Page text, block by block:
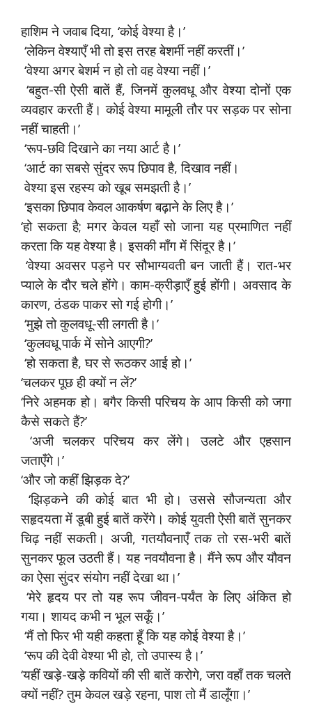
हाशिम ने जवाब दिया, ‘कोई वेश्या है।’
‘लेकिन वेश्याएँ भी तो इस तरह बेशर्मी नहीं करतीं।’
‘वेश्या अगर बेशर्म न हो तो वह वेश्या नहीं।’
‘बहुत-सी ऐसी बातें हैं, जिनमें कुलवधू और वेश्या दोनों एक
व्यवहार करती हैं। कोई वेश्या मामूली तौर पर सड़क पर सोना
नहीं चाहती।’
‘रूप-छवि दिखाने का नया आर्ट है।’
‘आर्ट का सबसे सुंदर रूप छिपाव है, दिखाव नहीं।
वेश्या इस रहस्य को खूब समझती है।’
‘इसका छिपाव केवल आकर्षण बढ़ाने के लिए है।’
‘हो सकता है; मगर केवल यहाँ सो जाना यह प्रमाणित नहीं
करता कि यह वेश्या है। इसकी माँग में सिंदूर है।’
‘वेश्या अवसर पड़ने पर सौभाग्यवती बन जाती हैं। रात-भर
प्याले के दौर चले होंगे। काम-क्रीड़ाएँ हुई होंगी। अवसाद के
कारण, ठंडक पाकर सो गई होगी।’
‘मुझे तो कुलवधू-सी लगती है।’
‘कुलवधू पार्क में सोने आएगी?’
‘हो सकता है, घर से रूठकर आई हो।’
‘चलकर पूछ ही क्यों न लें?’
‘निरे अहमक हो। बगैर किसी परिचय के आप किसी को जगा
कैसे सकते हैं?’
‘अजी चलकर परिचय कर लेंगे। उलटे और एहसान
जताएँगे।’
‘और जो कहीं झिड़क दे?’
‘झिड़कने की कोई बात भी हो। उससे सौजन्यता और
सहृदयता में डूबी हुई बातें करेंगे। कोई युवती ऐसी बातें सुनकर
चिढ़ नहीं सकती। अजी, गतयौवनाएँ तक तो रस-भरी बातें
सुनकर फूल उठती हैं। यह नवयौवना है। मैंने रूप और यौवन
का ऐसा सुंदर संयोग नहीं देखा था।’
‘मेरे हृदय पर तो यह रूप जीवन-पर्यंत के लिए अंकित हो
गया। शायद कभी न भूल सकूँ।’
‘मैं तो फिर भी यही कहता हूँ कि यह कोई वेश्या है।’
‘रूप की देवी वेश्या भी हो, तो उपास्य है।’
‘यहीं खड़े-खड़े कवियों की सी बातें करोगे, जरा वहाँ तक चलते
क्यों नहीं? तुम केवल खड़े रहना, पाश तो मैं डालूँगा।’